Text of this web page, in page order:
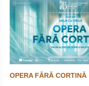
OPERA FĂRĂ CORTINĂ